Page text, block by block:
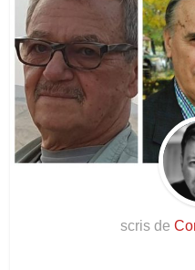
scris de